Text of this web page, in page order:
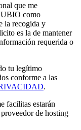
que me
como
la recogida y
es la de mantener
requerida o
tu legítimo
conforme a las
.
facilitas estarán
de hosting